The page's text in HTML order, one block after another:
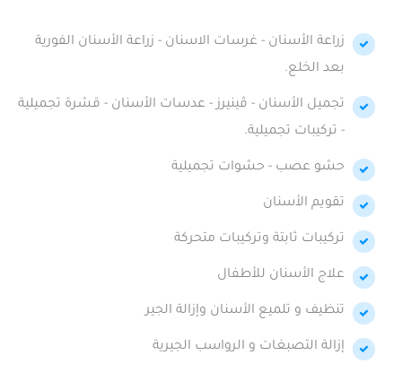
زراعة الأسنان - غرسات الاسنان - زراعة الأسنان الفورية
بعد الخلع.
تجميل الأسنان - ڤينيرز - عدسات الأسنان - قشرة تجميلية
- تركيبات تجميلية.
حشو عصب - حشوات تجميلية
تقويم الأسنان
تركيبات ثابتة وتركيبات متحركة
علاج الأسنان للأطفال
تنظيف و تلميع الأسنان وإزالة الجير
إزالة التصبغات و الرواسب الجيرية